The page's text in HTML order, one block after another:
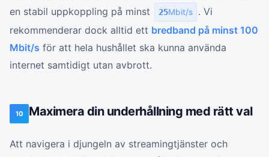
en stabil uppkoppling på minst
25Mbit/s
. Vi
rekommenderar dock alltid ett bredband på minst 100
Mbit/s för att hela hushållet ska kunna använda
internet samtidigt utan avbrott.
10 Maximera din underhållning med rätt val
Att navigera i djungeln av streamingtjänster och